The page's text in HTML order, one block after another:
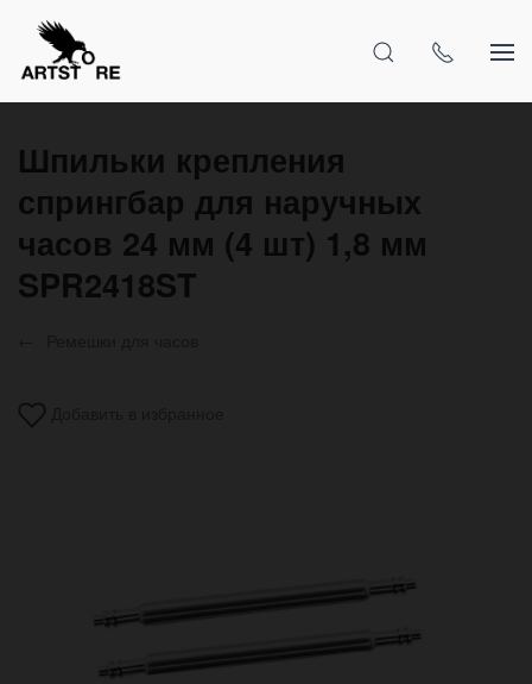
Шпильки крепления
спрингбар для наручных
часов 24 мм (4 шт) 1,8 мм
SPR2418ST